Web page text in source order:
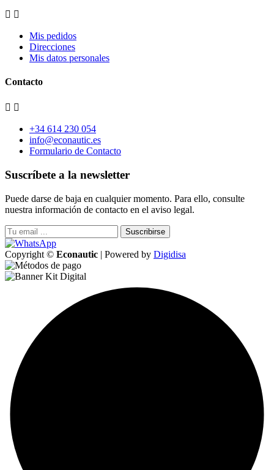
 
Mis pedidos
Direcciones
Mis datos personales
Contacto
 
+34 614 230 054
info@econautic.es
Formulario de Contacto
Suscríbete a la newsletter
Puede darse de baja en cualquier momento. Para ello, consulte
nuestra información de contacto en el aviso legal.
Suscribirse
Copyright © Econautic | Powered by Digidisa